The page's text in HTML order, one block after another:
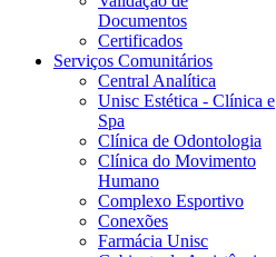
Documentos
Certificados
Serviços Comunitários
Central Analítica
Unisc Estética - Clínica e
Spa
Clínica de Odontologia
Clínica do Movimento
Humano
Complexo Esportivo
Conexões
Farmácia Unisc